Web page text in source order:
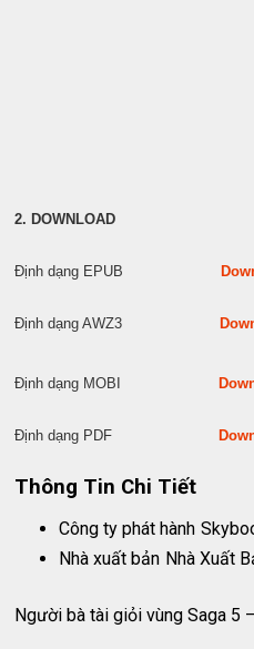
2. DOWNLOAD
Định dạng EPUB
Định dạng AWZ3
Định dạng MOBI
Định dạng PDF
Thông Tin Chi Tiết
Công ty phát hành
Nhà xuất bản Nhà Xuất
Người bà tài giỏi vùng Saga 5